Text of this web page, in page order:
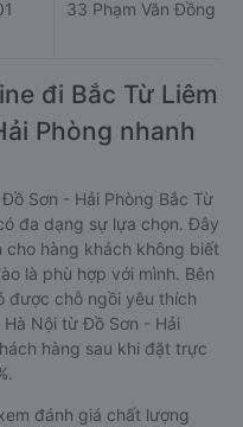
33 Phạm Văn Đồng
đi Bắc Từ Liêm
Phòng nhanh
Sơn - Hải Phòng Bắc Từ
đa dạng sự lựa chọn. Đây
cho hàng khách không biết
là phù hợp với mình. Bên
được chỗ ngồi yêu thích
Nội từ Đồ Sơn - Hải
hàng sau khi đặt trực
đánh giá chất lượng